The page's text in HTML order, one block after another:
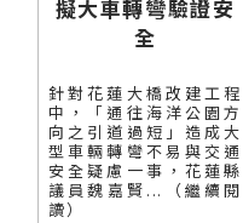
擬大車轉彎驗證安
全
針對花蓮大橋改建工程
中，「通往海洋公園方
向之引道過短」造成大
型車輛轉彎不易與交通
安全疑慮一事，花蓮縣
議員魏嘉賢...（繼續閱
讀）